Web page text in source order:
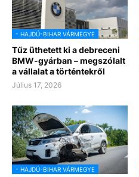
- HAJDÚ-BIHAR VÁRMEGYE
Tűz üthetett ki a debreceni
BMW-gyárban – megszólalt
a vállalat a történtekről
Július 17, 2026
- HAJDÚ-BIHAR VÁRMEGYE